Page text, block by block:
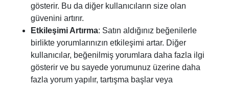
gösterir. Bu da diğer kullanıcıların size olan
güvenini artırır.
Etkileşimi Artırma: Satın aldığınız beğenilerle
birlikte yorumlarınızın etkileşimi artar. Diğer
kullanıcılar, beğenilmiş yorumlara daha fazla ilgi
gösterir ve bu sayede yorumunuz üzerine daha
fazla yorum yapılır, tartışma başlar veya